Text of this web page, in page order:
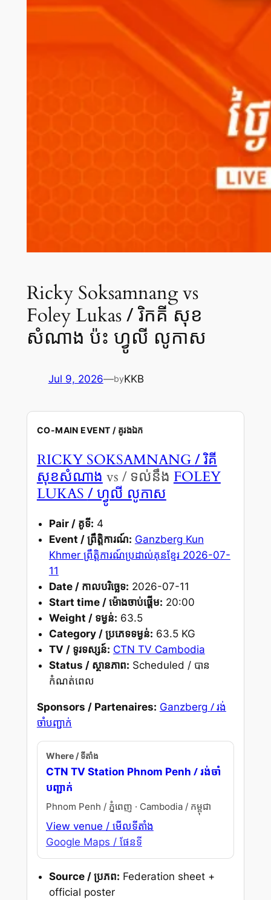
Ricky Soksamnang vs
Foley Lukas/ រិកគី សុខ
សំណាង ប៉ះ ហ្វូលី លូកាស
Jul 9, 2026—byKKB
CO-MAIN EVENT / គូរងឯក
RICKY SOKSAMNANG/ រិគី
សុខសំណាង vs / ទល់នឹង FOLEY
LUKAS / ហ្វូលី លូកាស
Pair / គូទី: 4
Event / ព្រឹត្តិការណ៍: Ganzberg Kun
Khmer ព្រឹត្តិការណ៍ប្រដាល់គុនខ្មែរ 2026-07-
11
Date / កាលបរិច្ឆេទ: 2026-07-11
Start time / ម៉ោងចាប់ផ្តើម: 20:00
Weight / ទម្ងន់: 63.5
Category / ប្រភេទទម្ងន់: 63.5 KG
TV / ទូរទស្សន៍: CTN TV Cambodia
Status / ស្ថានភាព: Scheduled / បាន
កំណត់ពេល
Sponsors / Partenaires: Ganzberg / រង់
ចាំបញ្ជាក់
Where / ទីតាំង
CTN TV Station Phnom Penh / រង់ចាំ
បញ្ជាក់
Phnom Penh / ភ្នំពេញ · Cambodia / កម្ពុជា
View venue / មើលទីតាំង
Google Maps / ផែនទី
Source / ប្រភព: Federation sheet +
official poster